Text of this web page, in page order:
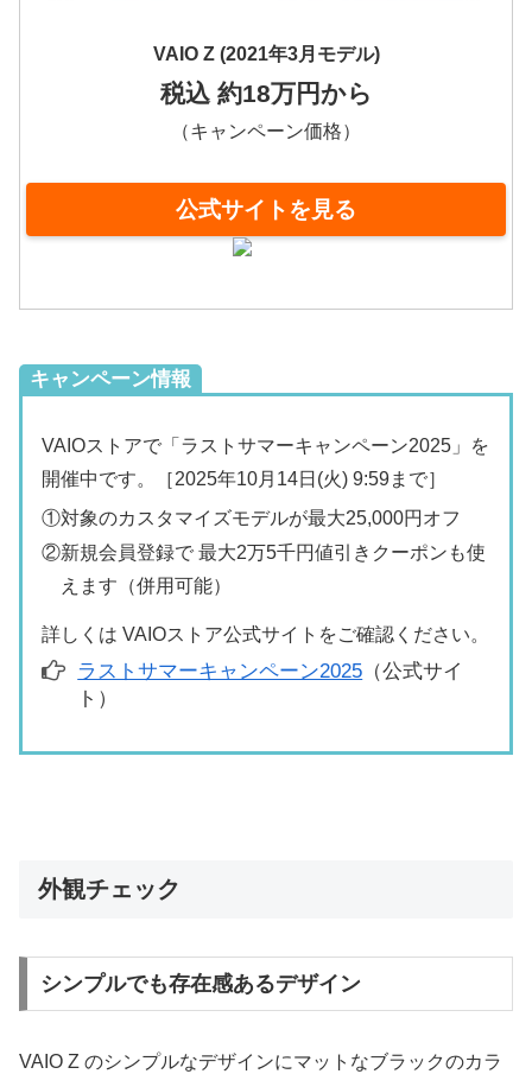
VAIO Z (2021年3月モデル)
税込 約18万円から
（キャンペーン価格）
公式サイトを見る
キャンペーン情報
VAIOストアで「ラストサマーキャンペーン2025」を
開催中です。［2025年10月14日(火) 9:59まで］
①対象のカスタマイズモデルが最大25,000円オフ
②新規会員登録で 最大2万5千円値引きクーポンも使
えます（併用可能）
詳しくは VAIOストア公式サイトをご確認ください。
ラストサマーキャンペーン2025 （公式サイ
ト）
外観チェック
シンプルでも存在感あるデザイン
VAIO Z のシンプルなデザインにマットなブラックのカラ